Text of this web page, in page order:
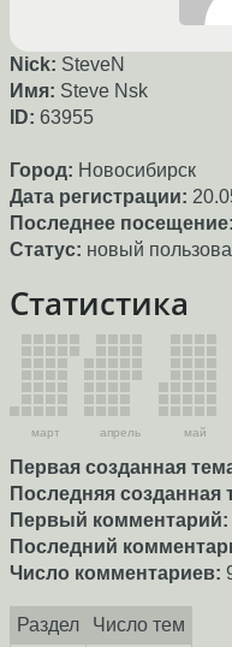
Nick: SteveN
Имя: Steve Nsk
ID: 63955
Город: Новосибирск
Дата регистрации:
Последнее посещение:
Статус: новый
Статистика
март апрель май
Первая созданная
Последняя созданная
Первый комментарий:
Последний
Число комментариев:
Раздел Число тем